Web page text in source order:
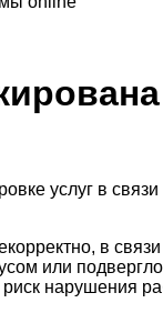
услуг в
в
или
нарушения